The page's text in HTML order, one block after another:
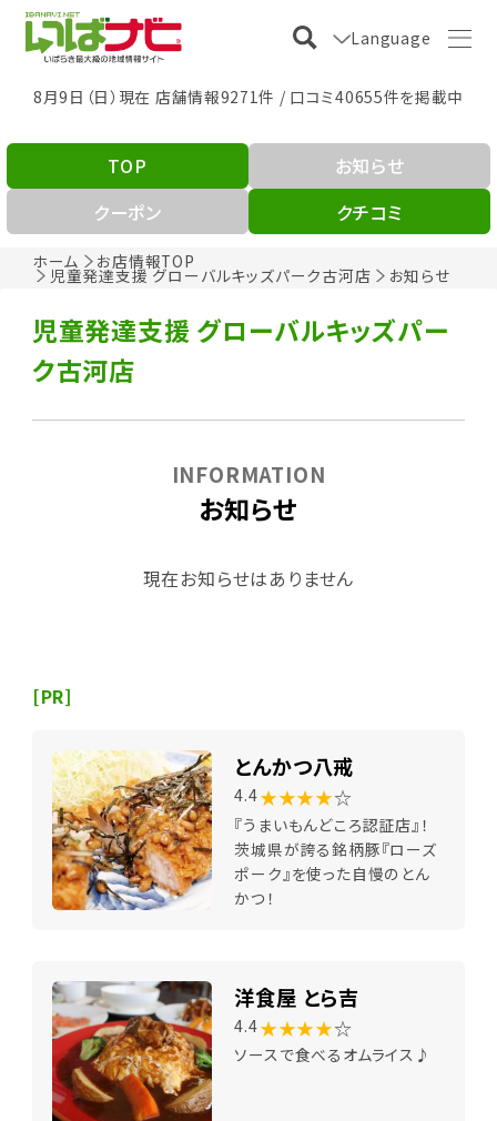
Language
8月9日（日）現在 店舗情報9271件 / 口コミ40655件を掲載中
ホーム お店情報TOP
児童発達支援 グローバルキッズパーク古河店 お知らせ
TOP
お知らせ
クーポン
クチコミ
児童発達支援 グローバルキッズパー
ク古河店
お知らせ
INFORMATION
現在お知らせはありません
[PR]
とんかつ八戒
4.4★★★★☆
『うまいもんどころ認証店』！
茨城県が誇る銘柄豚『ローズ
ポーク』を使った自慢のとん
かつ！
洋食屋 とら吉
4.4★★★★☆
ソースで食べるオムライス♪